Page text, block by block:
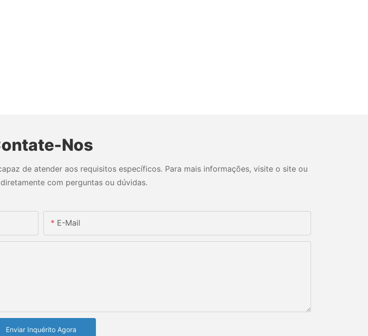
Nos
de atender aos requisitos específicos. Para mais informações, visite o site ou
com perguntas ou dúvidas.
E-Mail
Enviar Inquérito Agora